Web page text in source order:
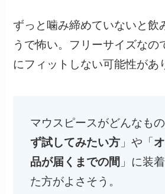
ずっと噛み締めていないと飲
うで怖い。フリーサイズなの
にフィットしない可能性があ
マウスピースがどんなも
ず試してみたい方」や「
品が届くまでの間 」に装
た方がよさそう。